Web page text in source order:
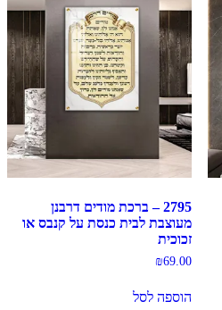
2795 – ברכת מודים דרבנן
מעוצבת לבית כנסת על קנבס או
זכוכית
₪69.00
הוספה לסל